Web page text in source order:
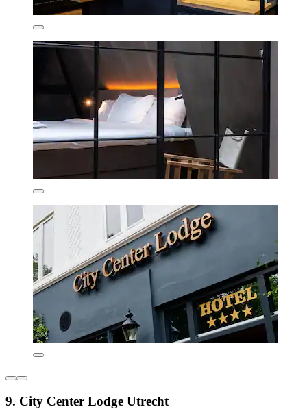
9. City Center Lodge Utrecht